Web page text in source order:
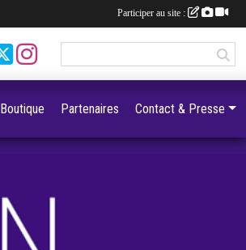
Boutique Partenaires Contact & Presse
Participer au site :